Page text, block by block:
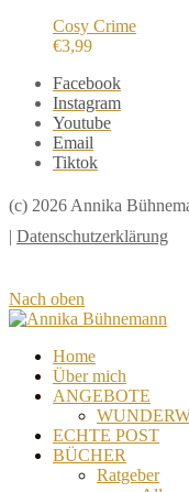
Cosy Crime
€3,99
Facebook
Instagram
Youtube
Email
Tiktok
(c) 2026 Annika
| Datenschutzerklärung
Nach oben
Home
Über mich
ANGEBOTE
ECHTE POST
BÜCHER
Ratgeber